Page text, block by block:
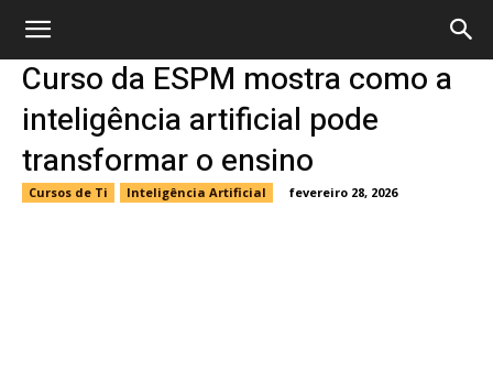
Curso da ESPM mostra como a
inteligência artificial pode
transformar o ensino
Cursos de Ti Inteligência Artificial fevereiro 28, 2026